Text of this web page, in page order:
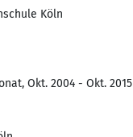
Köln
Okt. 2004 - Okt. 2015